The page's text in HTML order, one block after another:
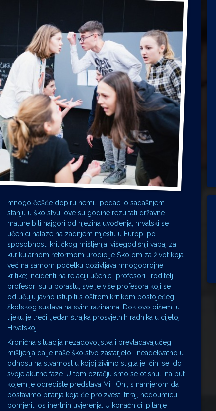
mnogo češće dopiru nemili podaci o sadašnjem
stanju u školstvu: ove su godine rezultati državne
mature bili najgori od njezina uvođenja; hrvatski se
učenici nalaze na zadnjem mjestu u Europi po
sposobnosti kritičkog mišljenja; višegodišnji vapaj za
kurikularnom reformom urodio je Školom za život koja
već na samom početku doživljava mnogobrojne
kritike; incidenti na relaciji učenici-profesori i roditelji-
profesori su u porastu; sve je više profesora koji se
odlučuju javno istupiti s oštrom kritikom postojećeg
školskog sustava na svim razinama. Dok ovo pišem, u
tijeku je treći tjedan štrajka prosvjetnih radnika u cijeloj
Hrvatskoj.
Kronična situacija nezadovoljstva i prevladavajućeg
mišljenja da je naše školstvo zastarjelo i neadekvatno u
odnosu na stvarnost u kojoj živimo stigla je, čini se, do
svoje akutne faze. U tom ozračju smo se otisnuli na put
kojem je odredište predstava Mi i Oni, s namjerom da
postavimo pitanja koja će proizvesti titraj, nedoumicu,
pomjeriti os inertnih uvjerenja. U konačnici, pitanje